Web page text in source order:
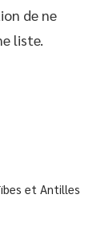
de ne
liste.